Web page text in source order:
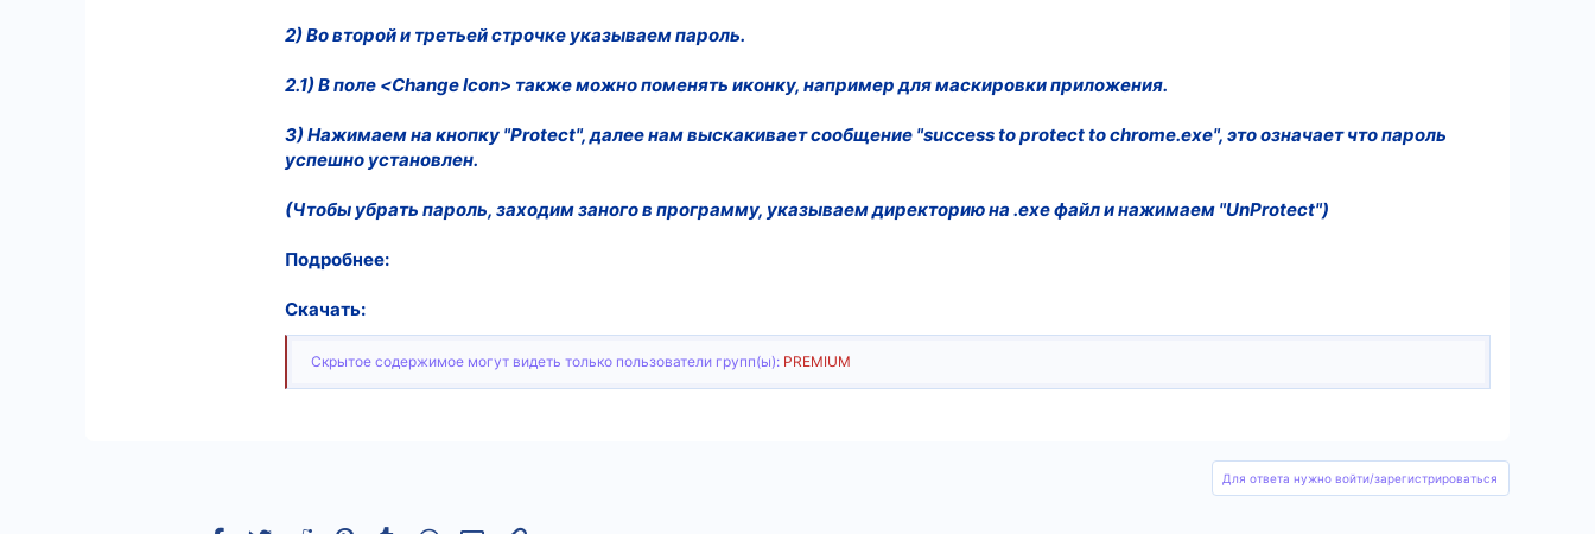
2) Во второй и третьей строчке указываем пароль.
2.1) В поле <Change Icon> также можно поменять иконку, например для маскировки приложения.
3) Нажимаем на кнопку "Protect", далее нам выскакивает сообщение "success to protect to chrome.exe", это означает что пароль
успешно установлен.
(Чтобы убрать пароль, заходим заного в программу, указываем директорию на .exe файл и нажимаем "UnProtect")
Подробнее:
Скачать:
Скрытое содержимое могут видеть только пользователи групп(ы): PREMIUM
Для ответа нужно войти/зарегистрироваться